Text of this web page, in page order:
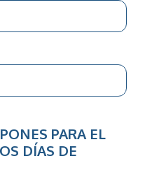
PARA EL
DÍAS DE